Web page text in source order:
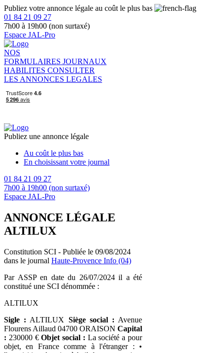
Publiez votre annonce légale au coût le plus bas
01 84 21 09 27
7h00 à 19h00 (non surtaxé)
Espace JAL-Pro
NOS
FORMULAIRES JOURNAUX
HABILITES CONSULTER
LES ANNONCES LEGALES
Publiez une annonce légale
Au coût le plus bas
En choisissant votre journal
01 84 21 09 27
7h00 à 19h00 (non surtaxé)
Espace JAL-Pro
ANNONCE LÉGALE
ALTILUX
Constitution SCI - Publiée le 09/08/2024
dans le journal Haute-Provence Info (04)
Par ASSP en date du 26/07/2024 il a été
constitué une SCI dénommée :
ALTILUX
Sigle : ALTILUX Siège social : Avenue
Flourens Aillaud 04700 ORAISON Capital
: 230000 €Objet social : La société a pour
objet, en France comme à l'étranger : •